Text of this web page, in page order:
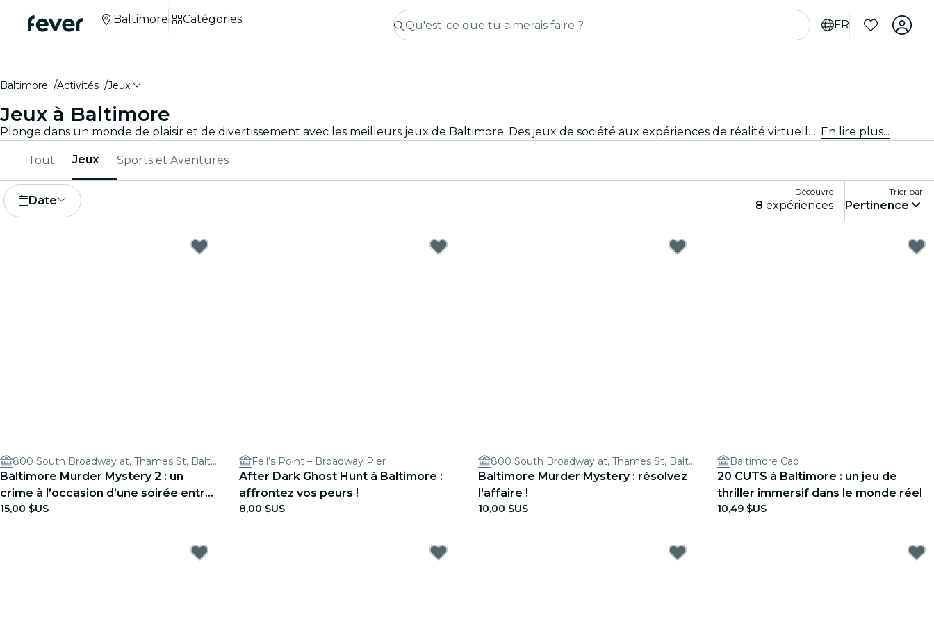
FR
Baltimore Catégories
Baltimore Activités Jeux
Jeux à Baltimore
Plonge dans un monde de plaisir et de divertissement avec les meilleurs jeux de Baltimore. Des jeux de société aux expériences de réalité virtuelle, il y en a pour tous les goûts. En lire plus...
Tout Jeux Sports et Aventures
Date
Découvre
8 expériences
Trier par
Pertinence
800 South Broadway at, Thames St, Baltimore, MD 21231, USA
Baltimore Murder Mystery 2 : un
crime à l’occasion d’une soirée entre
amis
15,00 $US
Fell’s Point – Broadway Pier
After Dark Ghost Hunt à Baltimore :
affrontez vos peurs !
8,00 $US
800 South Broadway at, Thames St, Baltimore, MD 21231, USA
Baltimore Murder Mystery : résolvez
l'affaire !
10,00 $US
Baltimore Cab
20 CUTS à Baltimore : un jeu de
thriller immersif dans le monde réel
10,49 $US